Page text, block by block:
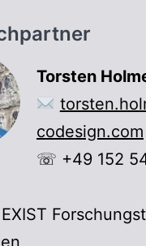
Torsten
codesign.com
☏ +49 152